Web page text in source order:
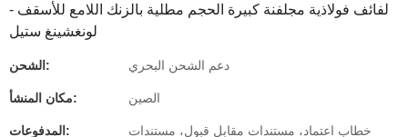
لفائف فولاذية مجلفنة كبيرة الحجم مطلية بالزنك اللامع للأسقف -
لونغشينغ ستيل
الشحن: دعم الشحن البحري
مكان المنشأ: الصين
المدفوعات:
خطاب اعتماد، مستندات مقابل قبول، مستندات